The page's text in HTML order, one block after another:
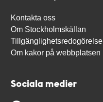
Kontakta oss
Om Stockholmskällan
Tillgänglighetsredogörelse
Om kakor på webbplatsen
Sociala medier